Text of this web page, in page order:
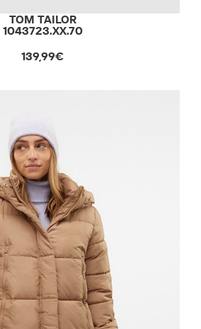
TOM TAILOR
1043723.XX.70
139,99€